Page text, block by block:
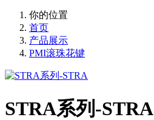
你的位置
首页
产品展示
PMI滚珠花键
STRA系列-STRA